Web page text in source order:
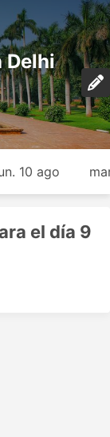
Delhi
10 ago
el día 9